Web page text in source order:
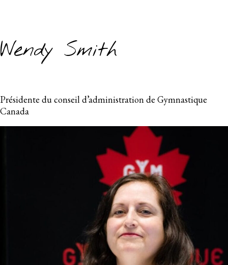
Wendy Smith
Présidente du conseil d’administration de Gymnastique
Canada